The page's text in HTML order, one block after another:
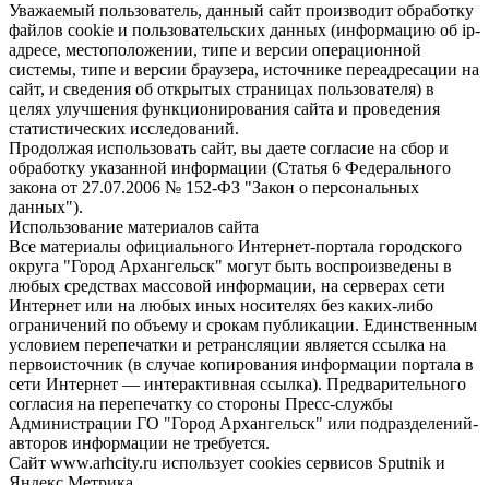
Уважаемый пользователь, данный сайт производит обработку
файлов cookie и пользовательских данных (информацию об ip-
адресе, местоположении, типе и версии операционной
системы, типе и версии браузера, источнике переадресации на
сайт, и сведения об открытых страницах пользователя) в
целях улучшения функционирования сайта и проведения
статистических исследований.
Продолжая использовать сайт, вы даете согласие на сбор и
обработку указанной информации (Статья 6 Федерального
закона от 27.07.2006 № 152-ФЗ "Закон о персональных
данных").
Использование материалов сайта
Все материалы официального Интернет-портала городского
округа "Город Архангельск" могут быть воспроизведены в
любых средствах массовой информации, на серверах сети
Интернет или на любых иных носителях без каких-либо
ограничений по объему и срокам публикации. Единственным
условием перепечатки и ретрансляции является ссылка на
первоисточник (в случае копирования информации портала в
сети Интернет — интерактивная ссылка). Предварительного
согласия на перепечатку со стороны Пресс-службы
Администрации ГО "Город Архангельск" или подразделений-
авторов информации не требуется.
Сайт www.arhcity.ru использует cookies сервисов Sputnik и